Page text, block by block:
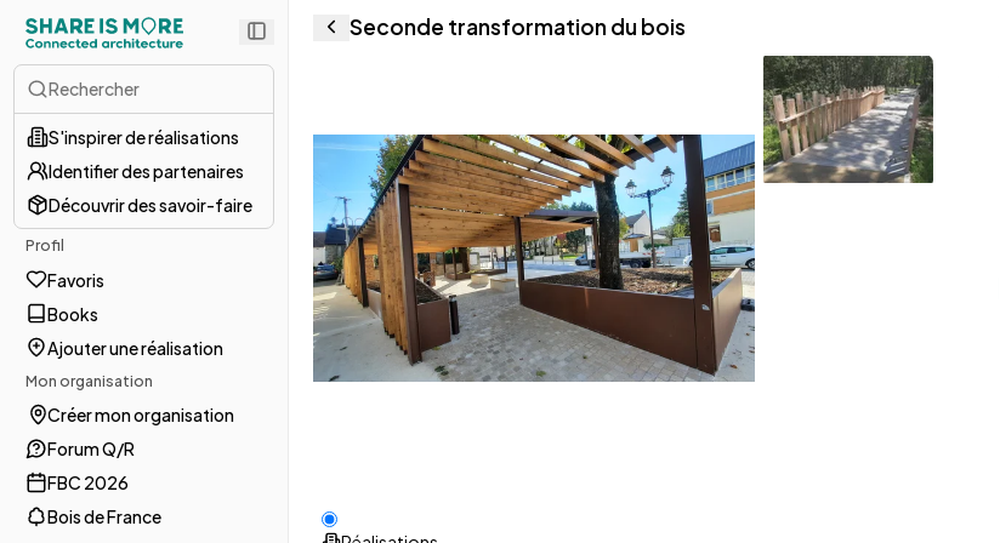
Rechercher
S'inspirer de réalisations
Identifier des partenaires
Découvrir des savoir-faire
Profil
Favoris
Books
Ajouter une réalisation
Mon organisation
Créer mon organisation
Forum Q/R
FBC 2026
Bois de France
Seconde transformation du bois